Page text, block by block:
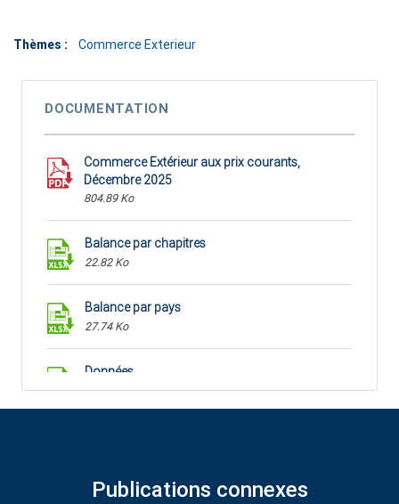
Thèmes : Commerce Exterieur
DOCUMENTATION
Commerce Extérieur aux prix courants,
Décembre 2025
804.89 Ko
Balance par chapitres
22.82 Ko
Balance par pays
27.74 Ko
Données
45.33 Ko
Publications connexes